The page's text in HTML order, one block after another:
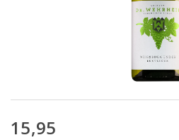
15,95